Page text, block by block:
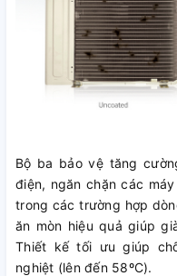
Bộ ba bảo vệ tăng
điện, ngăn chặn các
trong các trường hợp
ăn mòn hiệu quả giúp
Thiết kế tối ưu giúp
nghiệt (lên đến 58ºC).